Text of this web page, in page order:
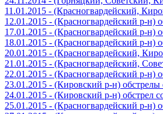
11.01.2015 - (Красногвардейский,
12.01.2015 - (Красногвардейский р-н)
17.01.2015 - (Красногвардейский р-н)
18.01.2015 - (Красногвардейский р-н)
20.01.2015 - (Красногвардейский,
21.01.2015 - (Красногвардейский,
22.01.2015 - (Красногвардейский р-н)
23.01.2015 - (Кировский р-н)
24.01.2015 - (Кировский р-н)
25.01.2015 - (Красногвардейский р-н)